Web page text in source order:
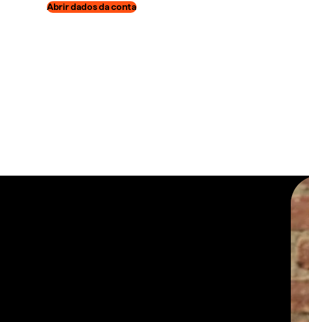
Abrir dados da conta